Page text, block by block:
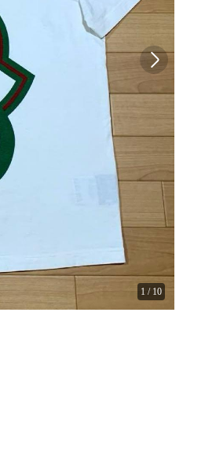
1/ 10